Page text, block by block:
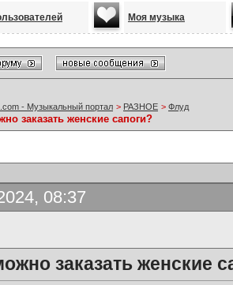
Моя музыка
- Музыкальный портал > РАЗНОЕ > Флуд
заказать женские сапоги?
08:37
заказать женские